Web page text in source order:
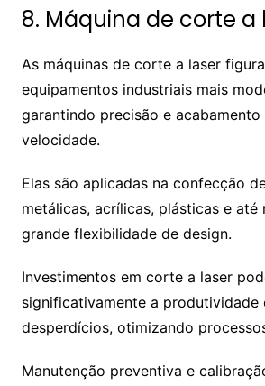
8. Máquina de corte a
As máquinas de corte a laser
equipamentos industriais mais
garantindo precisão e acabamento
velocidade.
Elas são aplicadas na confecção
metálicas, acrílicas, plásticas e até
grande flexibilidade de design.
Investimentos em corte a laser
significativamente a produtividade
desperdícios, otimizando
Manutenção preventiva e